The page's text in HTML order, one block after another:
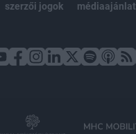
szerzői jogok médiaajánlat